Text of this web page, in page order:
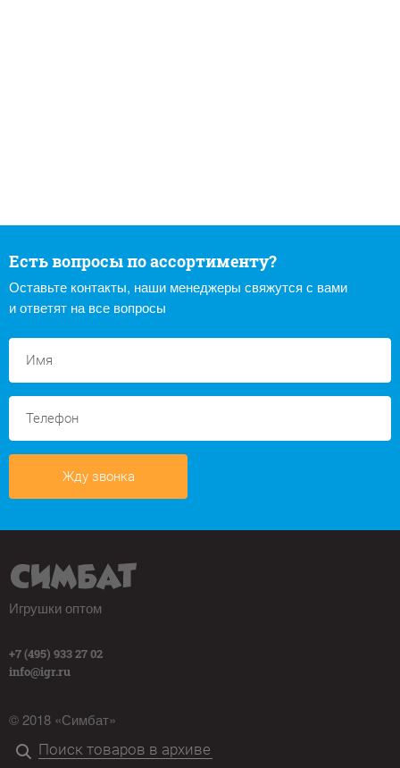
Есть вопросы по ассортименту?
Оставьте контакты, наши менеджеры свяжутся с вами
и ответят на все вопросы
Жду звонка
Игрушки оптом
+7 (495) 933 27 02
info@igr.ru
© 2018 «Симбат»